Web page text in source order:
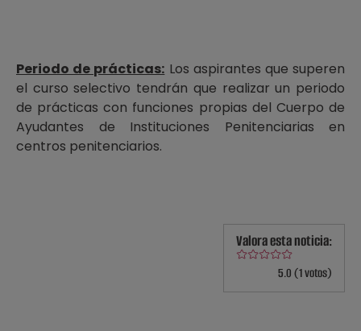
Periodo de prácticas: Los aspirantes que superen
el curso selectivo tendrán que realizar un periodo
de prácticas con funciones propias del Cuerpo de
Ayudantes de Instituciones Penitenciarias en
centros penitenciarios.
Valora esta noticia:
5.0 (1 votos)